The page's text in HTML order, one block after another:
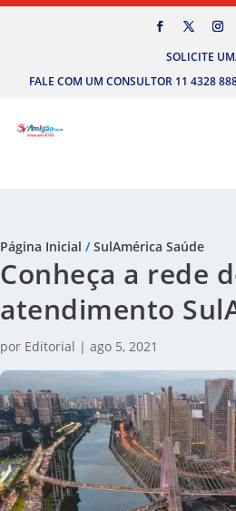
SOLICITE
FALE COM UM CONSULTOR 11 4328
Página Inicial /SulAmérica Saúde
Conheça a rede
atendimento
por Editorial | ago 5, 2021